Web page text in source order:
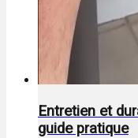
Entretien et
guide pratique